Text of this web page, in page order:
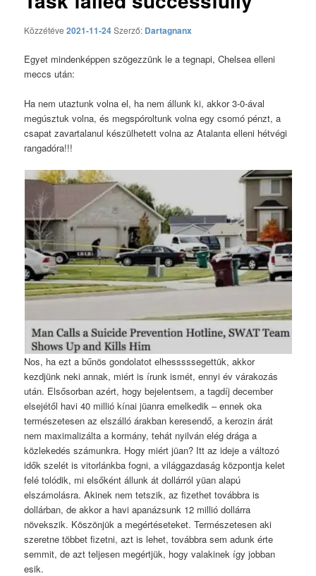
Közzétéve2021-11-24Szerző: Dartagnanx
Egyet mindenképpen szögezzünk le a tegnapi, Chelsea elleni
meccs után:
Ha nem utaztunk volna el, ha nem állunk ki, akkor 3-0-ával
megúsztuk volna, és megspóroltunk volna egy csomó pénzt, a
csapat zavartalanul készülhetett volna az Atalanta elleni hétvégi
rangadóra!!!
Nos, ha ezt a bűnös gondolatot elhesssssegettük, akkor
kezdjünk neki annak, miért is írunk ismét, ennyi év várakozás
után. Elsősorban azért, hogy bejelentsem, a tagdíj december
elsejétől havi 40 millió kínai jüanra emelkedik – ennek oka
természetesen az elszálló árakban keresendő, a kerozin árát
nem maximalizálta a kormány, tehát nyilván elég drága a
közlekedés számunkra. Hogy miért jüan? Itt az ideje a változó
idők szelét is vitorlánkba fogni, a világgazdaság központja kelet
felé tolódik, mi elsőként állunk át dollárról yüan alapú
elszámolásra. Akinek nem tetszik, az fizethet továbbra is
dollárban, de akkor a havi apanázsunk 12 millió dollárra
növekszik. Köszönjük a megértéseteket. Természetesen aki
szeretne többet fizetni, azt is lehet, továbbra sem adunk érte
semmit, de azt teljesen megértjük, hogy valakinek így jobban
esik.